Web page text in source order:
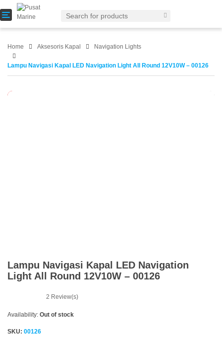
T
g
e
Home Aksesoris Kapal Navigation Lights
Lampu Navigasi Kapal LED Navigation Light All Round 12V10W – 00126
Lampu Navigasi Kapal LED Navigation
Light All Round 12V10W – 00126
2 Review(s)
Availability: Out of stock
SKU: 00126